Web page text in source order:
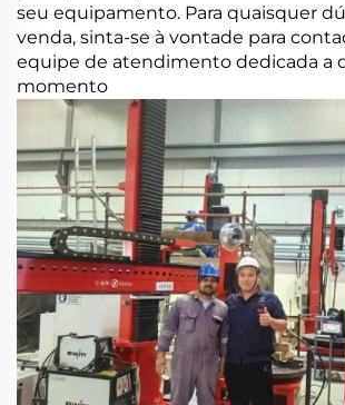
seu equipamento. Para quaisquer
venda, sinta-se à vontade para
equipe de atendimento dedicada a
momento